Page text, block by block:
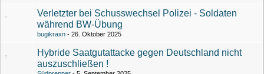
Verletzter bei Schusswechsel Polizei - Soldaten
während BW-Übung
bugikraxn 26. Oktober 2025
Hybride Saatgutattacke gegen Deutschland nicht
auszuschließen !